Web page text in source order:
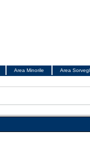
Area Minorile Area